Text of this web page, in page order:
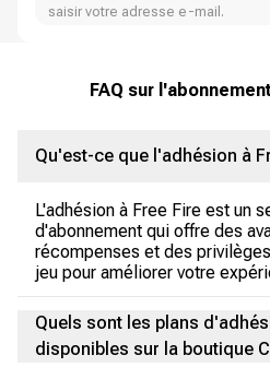
saisir votre adresse e-mail.
FAQ sur
Qu'est-ce que l'adhésion à
L'adhésion à Free Fire est un
d'abonnement qui offre des
récompenses et des
jeu pour améliorer votre
Quels sont les plans
disponibles sur la boutique